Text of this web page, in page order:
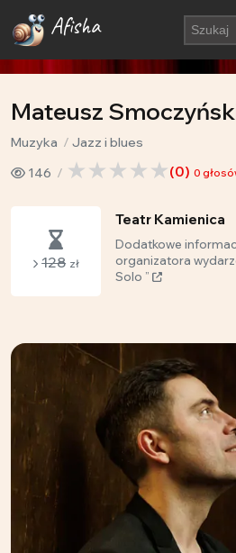
Afisha
Mateusz
Muzyka
Jazz i blues
146
(0) 0
128 zł
Teatr Kamienica
Dodatkowe
organizatora
Solo ”